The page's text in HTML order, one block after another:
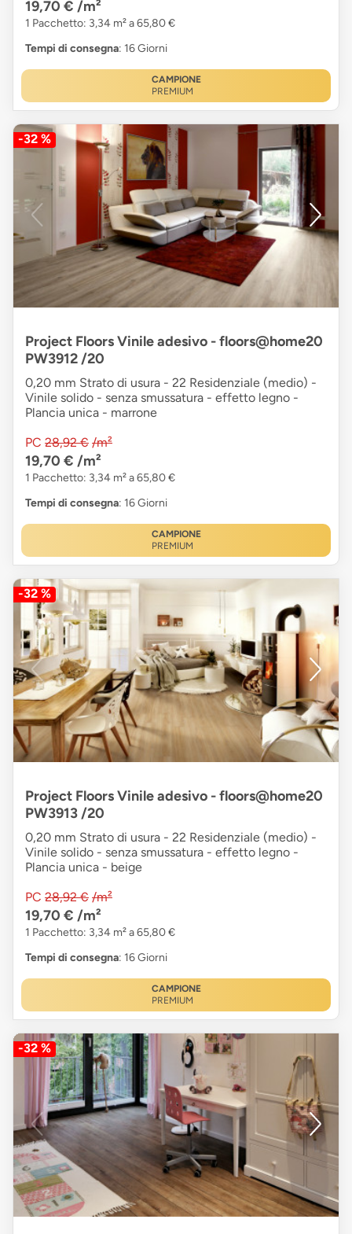
19,70 € /m²
1 Pacchetto: 3,34 m² a 65,80 €
Tempi di consegna: 16 Giorni
CAMPIONE
PREMIUM
-32 %
Project Floors Vinile adesivo - floors@home20
PW3912 /20
0,20 mm Strato di usura - 22 Residenziale (medio) -
Vinile solido - senza smussatura - effetto legno -
Plancia unica - marrone
PC 28,92 € /m²
19,70 € /m²
1 Pacchetto: 3,34 m² a 65,80 €
Tempi di consegna: 16 Giorni
CAMPIONE
PREMIUM
-32 %
Project Floors Vinile adesivo - floors@home20
PW3913 /20
0,20 mm Strato di usura - 22 Residenziale (medio) -
Vinile solido - senza smussatura - effetto legno -
Plancia unica - beige
PC 28,92 € /m²
19,70 € /m²
1 Pacchetto: 3,34 m² a 65,80 €
Tempi di consegna: 16 Giorni
CAMPIONE
PREMIUM
-32 %